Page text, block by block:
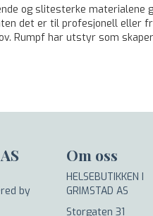
og slitesterke
det er til profesjonell eller
Rumpf har utstyr som
by
Om oss
HELSEBUTIKKEN I
GRIMSTAD AS
Storgaten 31